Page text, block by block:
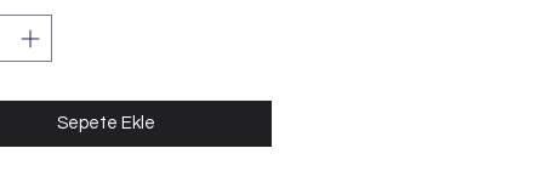
Sepete Ekle